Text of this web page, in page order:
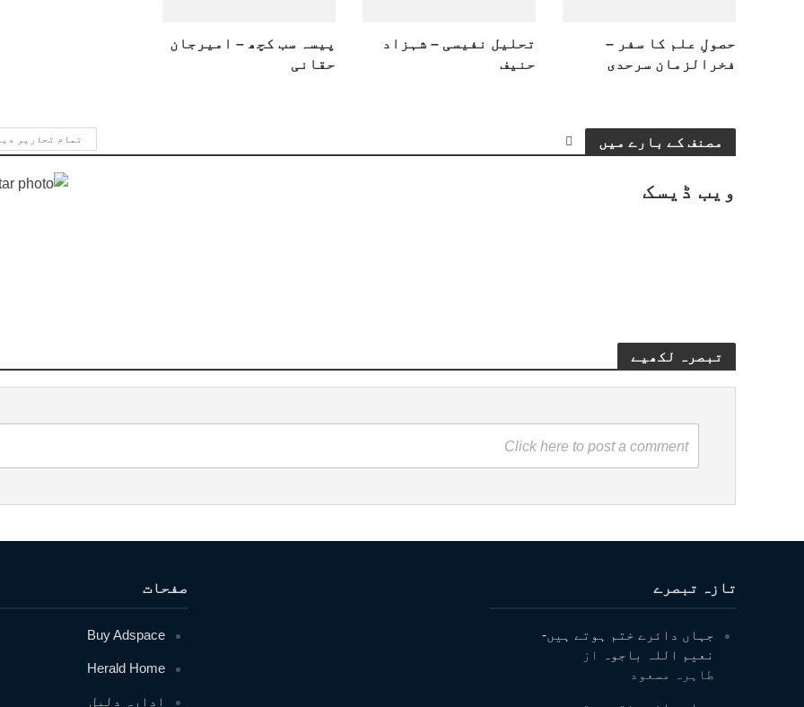
حصولِ علم کا سفر –
فخرالزمان سرحدی
تحلیل نفیسی – شہزاد
حنیف
پیسہ سب کچھ – امیرجان
حقانی
مصنف کے بارے میں تمام تحاریر
ویب ڈیسک
تبصرہ لکھیے
Click here to post a comment
صفحات
Buy Adspace
Herald Home
ادارہ دلیل
تازہ تبصرے
جہاں دائرے ختم ہوتے ہیں-
نعیم اللہ باجوہ
از
طاہرہ مسعود